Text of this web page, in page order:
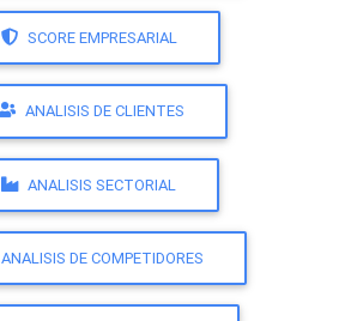
SCORE EMPRESARIAL
ANALISIS DE CLIENTES
ANALISIS SECTORIAL
ANALISIS DE COMPETIDORES